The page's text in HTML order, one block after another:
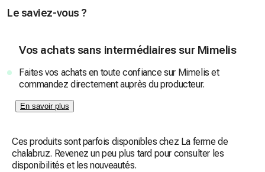
Le saviez-vous ?
Vos achats sans intermédiaires sur Mimelis
Faites vos achats en toute confiance sur Mimelis et
commandez directement auprès du producteur.
En savoir plus
Ces produits sont parfois disponibles chez La ferme de
chalabruz. Revenez un peu plus tard pour consulter les
disponibilités et les nouveautés.